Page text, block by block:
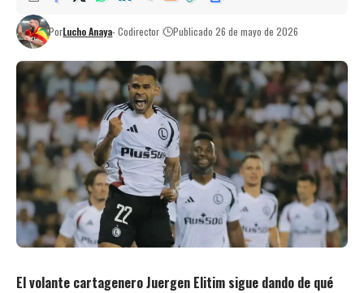
PorLucho Anaya- Codirector Publicado 26 de mayo de 2026
El volante cartagenero Juergen Elitim sigue dando de qué